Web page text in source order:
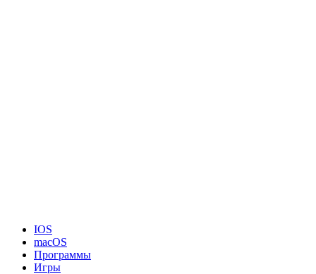
IOS
macOS
Программы
Игры